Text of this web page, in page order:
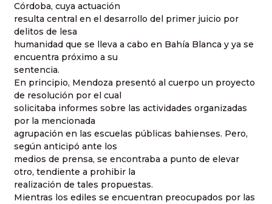
Córdoba, cuya actuación
resulta central en el desarrollo del primer juicio por
delitos de lesa
humanidad que se lleva a cabo en Bahía Blanca y ya se
encuentra próximo a su
sentencia.
En principio, Mendoza presentó al cuerpo un proyecto
de resolución por el cual
solicitaba informes sobre las actividades organizadas
por la mencionada
agrupación en las escuelas públicas bahienses. Pero,
según anticipó ante los
medios de prensa, se encontraba a punto de elevar
otro, tendiente a prohibir la
realización de tales propuestas.
Mientras los ediles se encuentran preocupados por las